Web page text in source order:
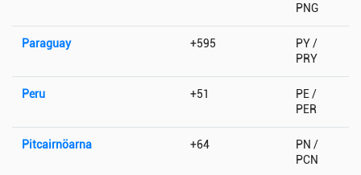
PNG
Paraguay +595
PY /
PRY
Peru +51
PE /
PER
Pitcairnöarna +64
PN /
PCN